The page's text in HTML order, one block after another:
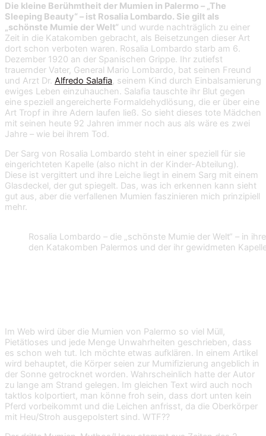
Die kleine Berühmtheit der Mumien in Palermo – „The
Sleeping Beauty“ – ist Rosalia Lombardo. Sie gilt als
„schönste Mumie der Welt“ und wurde nachträglich zu einer
Zeit in die Katakomben gebracht, als Beisetzungen dieser Art
dort schon verboten waren. Rosalia Lombardo starb am 6.
Dezember 1920 an der Spanischen Grippe. Ihr zutiefst
trauernder Vater, General Mario Lombardo, bat seinen Freund
und Arzt Dr. Alfredo Salafia, seinem Kind durch Einbalsamierung
ewiges Leben einzuhauchen. Salafia tauschte ihr Blut gegen
eine speziell angereicherte Formaldehydlösung, die er über eine
Art Tropf in ihre Adern laufen ließ. So sieht dieses tote Mädchen
mit seinen heute 92 Jahren immer noch aus als wäre es zwei
Jahre – wie bei ihrem Tod.
Der Sarg von Rosalia Lombardo steht in einer speziell für sie
eingerichteten Kapelle (also nicht in der Kinder-Abteilung).
Diese ist vergittert und ihre Leiche liegt in einem Sarg mit einem
Glasdeckel, der gut spiegelt. Das, was ich erkennen kann sieht
gut aus, aber die verfallenen Mumien faszinieren mich prinzipiell
mehr.
Rosalia Lombardo – die „schönste Mumie der Welt“ – in
den Katakomben Palermos und der ihr gewidmeten
Im Web wird über die Mumien von Palermo so viel Müll,
Pietätloses und jede Menge Unwahrheiten geschrieben, dass
es schon weh tut. Ich möchte etwas aufklären. In einem Artikel
wird behauptet, die Körper seien zur Mumifizierung angeblich in
der Sonne getrocknet worden. Wahrscheinlich hatte der Autor
zu lange am Strand gelegen. Im gleichen Text wird auch noch
taktlos kolportiert, man könne froh sein, dass dort unten kein
Pferd vorbeikommt und die Leichen anfrisst, da die Oberkörper
mit Heu/Stroh ausgepolstert sind. WTF??